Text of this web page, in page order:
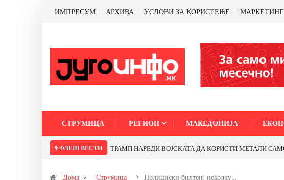
ИМПРЕСУМ АРХИВА УСЛОВИ ЗА КОРИСТЕЊЕ МАРКЕТИНГ
СТРУМИЦА РЕГИОН МАКЕДОНИЈА
ФЛЕШ ВЕСТИ ТРАМП НАРЕДИ ВОЈСКАТА ДА КОРИСТИ МЕТАЛИ САМО
Дома Струмица Полициски билтен: неколку…